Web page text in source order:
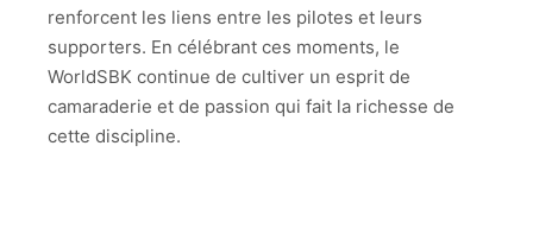
renforcent les liens entre les pilotes et leurs
supporters. En célébrant ces moments, le
WorldSBK continue de cultiver un esprit de
camaraderie et de passion qui fait la richesse de
cette discipline.